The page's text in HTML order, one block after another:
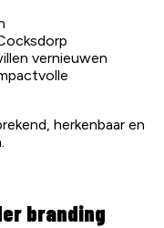
vernieuwen
herkenbaar en
branding